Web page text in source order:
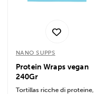
NANO SUPPS
Protein Wraps vegan
240Gr
Tortillas ricche di proteine,